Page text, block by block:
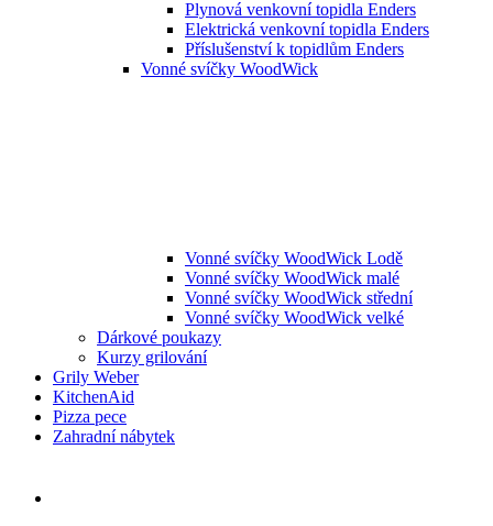
Plynová venkovní topidla Enders
Elektrická venkovní topidla Enders
Příslušenství k topidlům Enders
Vonné svíčky WoodWick
Vonné svíčky WoodWick Lodě
Vonné svíčky WoodWick malé
Vonné svíčky WoodWick střední
Vonné svíčky WoodWick velké
Dárkové poukazy
Kurzy grilování
Grily Weber
KitchenAid
Pizza pece
Zahradní nábytek